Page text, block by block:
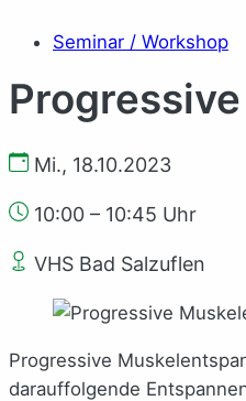
Seminar / Workshop
Mi., 18.10.2023
10:00 – 10:45 Uhr
VHS Bad Salzuflen
Progressive
darauffolgende